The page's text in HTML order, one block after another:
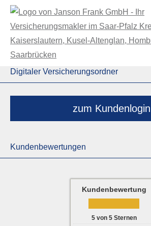
Digitaler Versicherungsordner
zum Kundenlogin
Kundenbewertungen
Kundenbewertung
5von 5Sternen